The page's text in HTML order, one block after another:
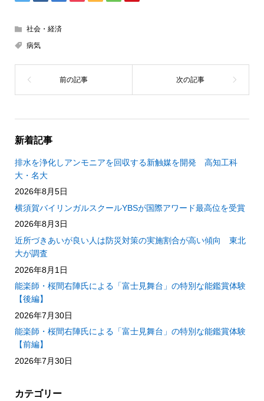
社会・経済
病気
新着記事
排水を浄化しアンモニアを回収する新触媒を開発 高知工科
大・名大
2026年8月5日
横須賀バイリンガルスクールYBSが国際アワード最高位を受賞
2026年8月3日
近所づきあいが良い人は防災対策の実施割合が高い傾向 東北
大が調査
2026年8月1日
能楽師・桜間右陣氏による「富士見舞台」の特別な能鑑賞体験
【後編】
2026年7月30日
能楽師・桜間右陣氏による「富士見舞台」の特別な能鑑賞体験
【前編】
2026年7月30日
カテゴリー